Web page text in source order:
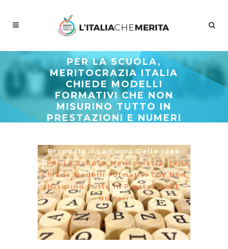
PER LA SCUOLA,
MERITOCRAZIA ITALIA
CHIEDE MODELLI
FORMATIVI CHE NON
MISURINO TUTTO IN
PRESTAZIONI E NUMERI
Proposte / La Curva Delle Idee
/Per La Scuola, Meritocrazia Italia
Chiede Modelli Formativi Che Non
Misurino Tutto In Prestazioni E
Numeri